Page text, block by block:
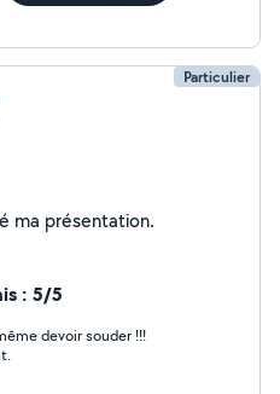
Particulier
Je n'ai pas encore renseigné ma présentation.
: 5/5
devoir souder !!!